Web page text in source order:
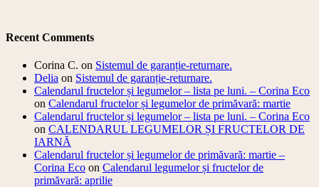
Recent Comments
Corina C. on Sistemul de garanție-returnare.
Delia on Sistemul de garanție-returnare.
Calendarul fructelor și legumelor – lista pe luni. – Corina Eco
on Calendarul fructelor și legumelor de primăvară: martie
Calendarul fructelor și legumelor – lista pe luni. – Corina Eco
on CALENDARUL LEGUMELOR ȘI FRUCTELOR DE
IARNĂ
Calendarul fructelor și legumelor de primăvară: martie –
Corina Eco on Calendarul legumelor și fructelor de
primăvară: aprilie